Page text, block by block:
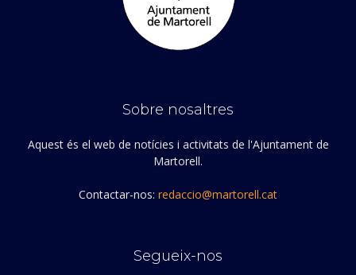
Sobre nosaltres
Aquest és el web de notícies i activitats de l'Ajuntament de
Martorell.
Contactar-nos: redaccio@martorell.cat
Segueix-nos